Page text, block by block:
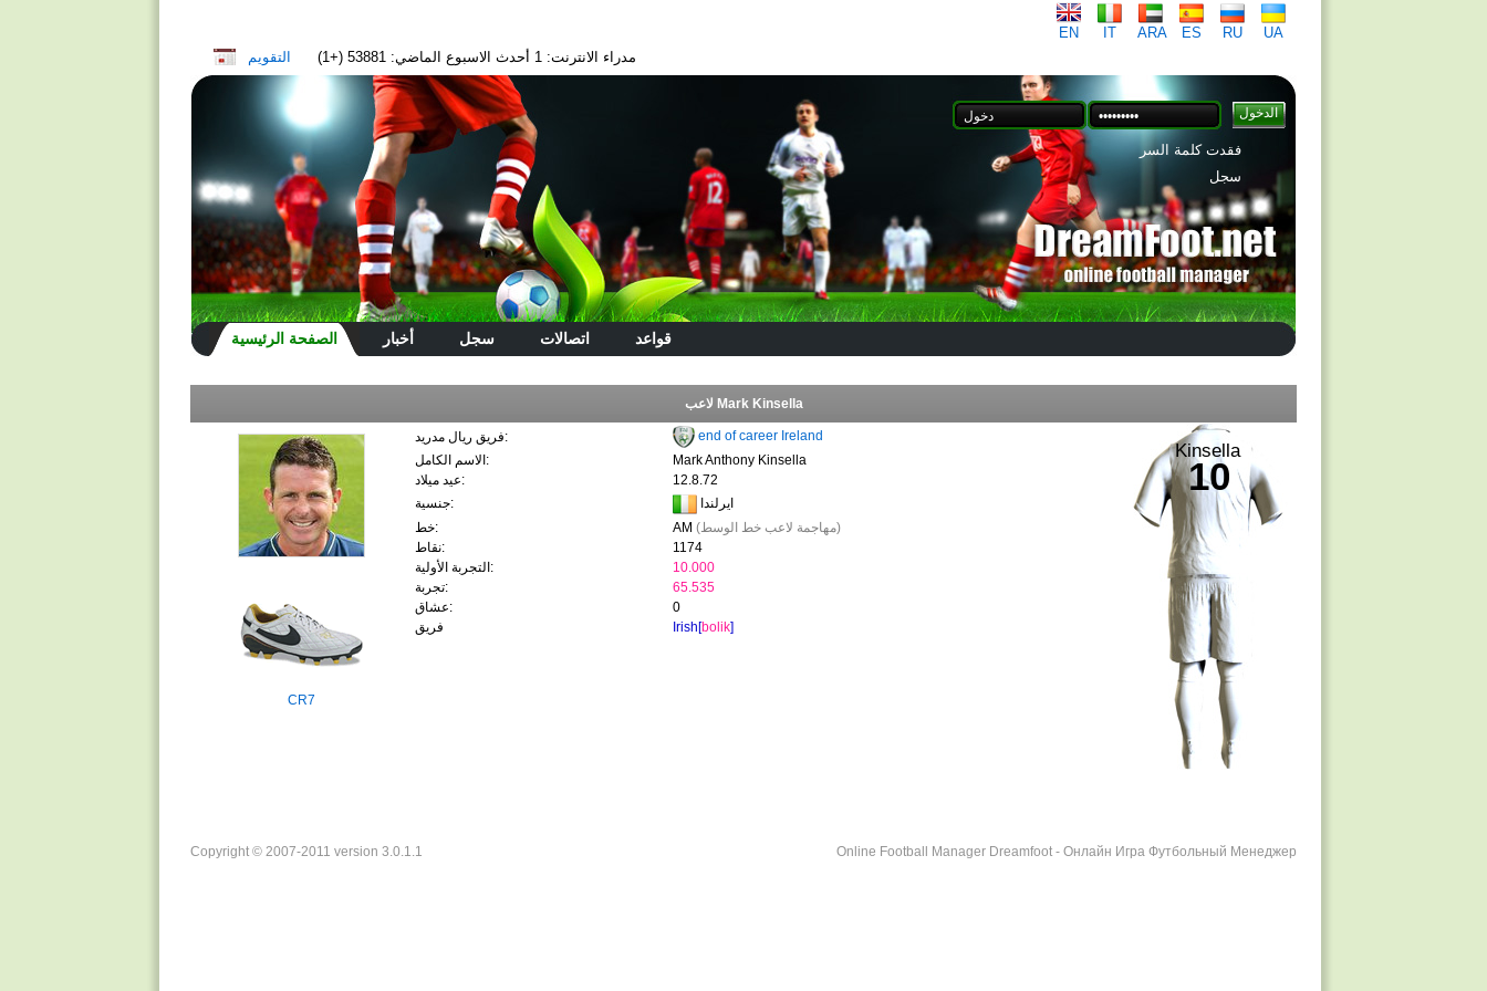
EN IT ARA ES RU
UA
مدراء الانترنت: 1
أحدث الاسبوع الماضي: 53881 (+1) التقويم
فقدت كلمة السر
سجل
الصفحة الرئيسية أخبار سجل اتصالات قواعد
لاعب Mark Kinsella
CR7
فريق ريال مدريد:
end of career Ireland
الاسم الكامل:
Mark Anthony Kinsella
عيد ميلاد:
12.8.72
جنسية:
ايرلندا
خط:
AM
(مهاجمة لاعب خط الوسط)
نقاط:
1174
التجربة الأولية:
10.000
تجربة:
65.535
عشاق:
0
فريق
Irish[bolik]
Kinsella
10
Online Football Manager Dreamfoot - Онлайн Игра Футбольный Менеджер
Copyright © 2007-2011 version 3.0.1.1